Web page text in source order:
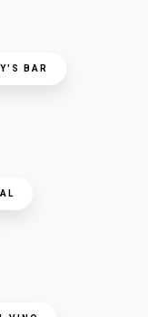
BAR